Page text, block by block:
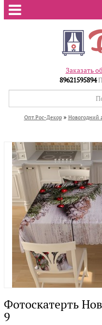
Заказать
89621595894
Опт.Рос-Декор » Новогодний
Фотоскатерть
9